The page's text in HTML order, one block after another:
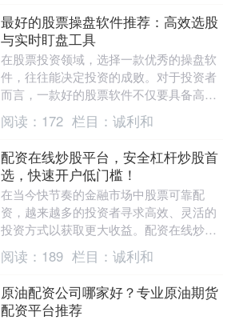
最好的股票操盘软件推荐：高效选股
与实时盯盘工具
在股票投资领域，选择一款优秀的操盘软
件，往往能决定投资的成败。对于投资者
而言，一款好的股票软件不仅要具备高效
选股功能，还需要提供实时盯盘工具，帮
助用户把握每一个....
阅读： 172 栏目： 诚利和
配资在线炒股平台，安全杠杆炒股首
选，快速开户低门槛！
在当今快节奏的金融市场中股票可靠配
资，越来越多的投资者寻求高效、灵活的
投资方式以获取更大收益。配资在线炒股
平台应运而生，成为众多投资者实现资金
杠杆化操作的首选工....
阅读： 189 栏目： 诚利和
原油配资公司哪家好？专业原油期货
配资平台推荐